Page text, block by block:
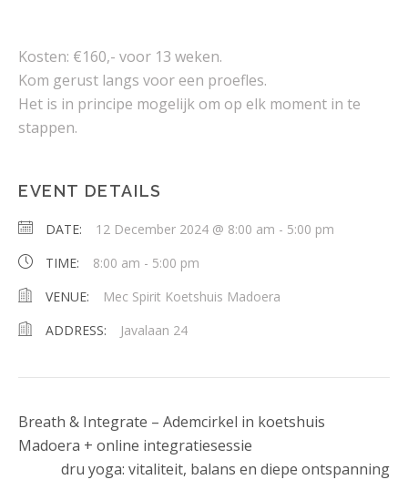
Kosten: €160,- voor 13 weken.
Kom gerust langs voor een proefles.
Het is in principe mogelijk om op elk moment in te
stappen.
EVENT DETAILS
DATE: 12 December 2024 @ 8:00 am - 5:00 pm
TIME:
8:00 am - 5:00 pm
VENUE:
Mec Spirit Koetshuis Madoera
ADDRESS:
Javalaan 24
Breath & Integrate – Ademcirkel in koetshuis
Madoera + online integratiesessie
dru yoga: vitaliteit, balans en diepe ontspanning